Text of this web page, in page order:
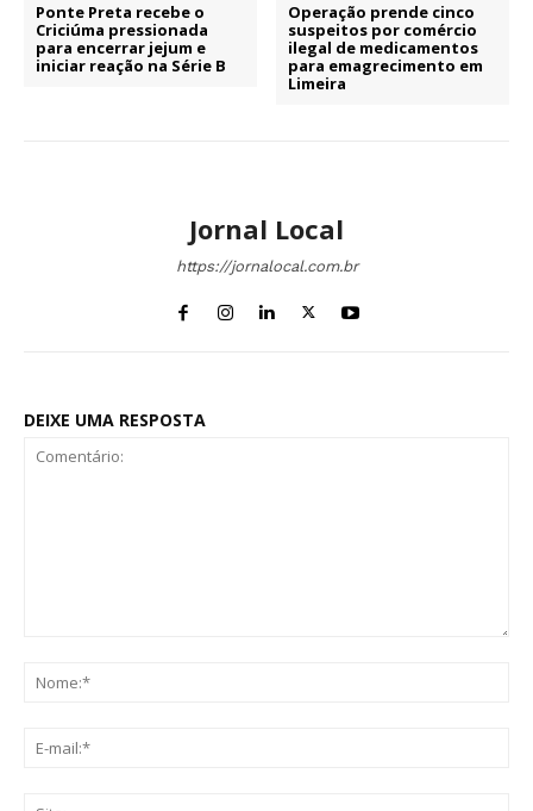
Ponte Preta recebe o
Criciúma pressionada
para encerrar jejum e
iniciar reação na Série B
Operação prende cinco
suspeitos por comércio
ilegal de medicamentos
para emagrecimento em
Limeira
Jornal Local
https://jornalocal.com.br
DEIXE UMA RESPOSTA